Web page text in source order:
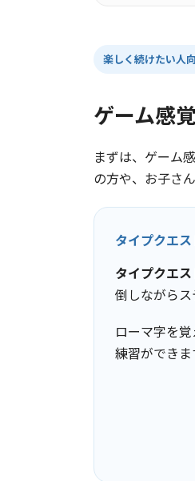
楽しく続けたい人
ゲーム感
まずは、ゲーム
の方や、お子さ
タイプクエス
タイプクエス
倒しながらス
ローマ字を
練習ができま